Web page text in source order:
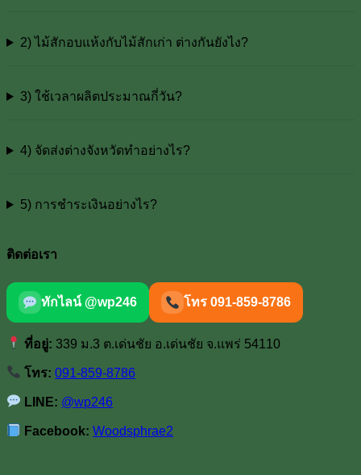
2) ไม้สักอบแห้งกับไม้สักเก่า ต่างกันยังไง?
3) ใช้เวลาผลิตประมาณกี่วัน?
4) จัดส่งต่างจังหวัดทำอย่างไร?
5) การชำระเงินอย่างไร?
ติดต่อเรา
ทักไลน์ @wp246 โทร 091-859-8786
ที่อยู่: 339 ม.3 ต.เด่นชัย อ.เด่นชัย จ.แพร่ 54110
โทร: 091-859-8786
LINE: @wp246
Facebook: Woodsphrae2